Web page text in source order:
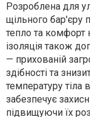
Розроблена для
щільного бар'єру
тепло та комфорт
ізоляція також
— прихованій
здібності та
температуру тіла
забезпечує
підвищуючи їх